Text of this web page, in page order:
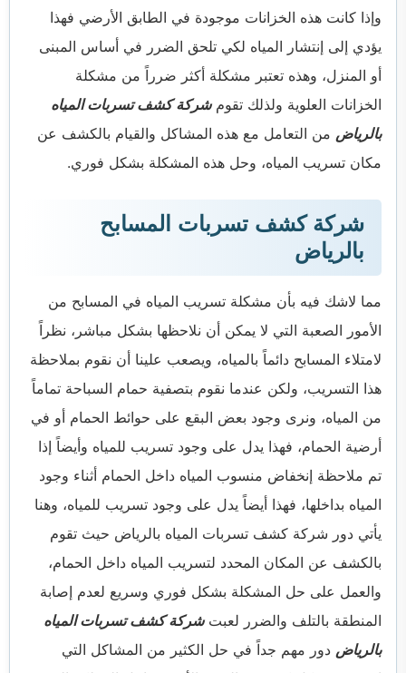
وإذا كانت هذه الخزانات موجودة في الطابق الأرضي فهذا
يؤدي إلى إنتشار المياه لكي تلحق الضرر في أساس المبنى
أو المنزل، وهذه تعتبر مشكلة أكثر ضرراً من مشكلة
الخزانات العلوية ولذلك تقومشركة كشف تسربات المياه
بالرياض من التعامل مع هذه المشاكل والقيام بالكشف عن
مكان تسريب المياه، وحل هذه المشكلة بشكل فوري.
شركة كشف تسربات المسابح
بالرياض
مما لاشك فيه بأن مشكلة تسريب المياه في المسابح من
الأمور الصعبة التي لا يمكن أن نلاحظها بشكل مباشر، نظراً
لامتلاء المسابح دائماً بالمياه، ويصعب علينا أن نقوم بملاحظة
هذا التسريب، ولكن عندما نقوم بتصفية حمام السباحة تماماً
من المياه، ونرى وجود بعض البقع على حوائط الحمام أو في
أرضية الحمام، فهذا يدل على وجود تسريب للمياه وأيضاً إذا
تم ملاحظة إنخفاض منسوب المياه داخل الحمام أثناء وجود
المياه بداخلها، فهذا أيضاً يدل على وجود تسريب للمياه، وهنا
يأتي دور شركة كشف تسربات المياه بالرياض حيث تقوم
بالكشف عن المكان المحدد لتسريب المياه داخل الحمام،
والعمل على حل المشكلة بشكل فوري وسريع لعدم إصابة
المنطقة بالتلف والضرر لعبتشركة كشف تسربات المياه
بالرياض دور مهم جداً في حل الكثير من المشاكل التي